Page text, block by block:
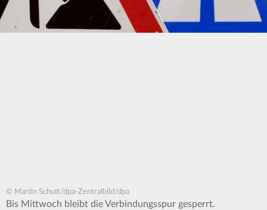
© Martin Schutt/dpa-Zentralbild/dpa
Bis Mittwoch bleibt die Verbindungsspur gesperrt.